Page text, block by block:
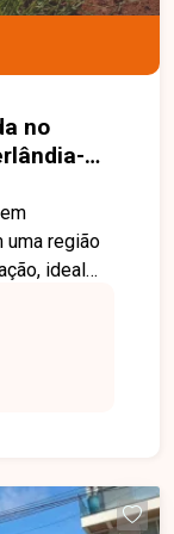
uma região
ideal
a vias
ou
O